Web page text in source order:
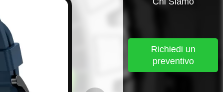
Richiedi un
preventivo